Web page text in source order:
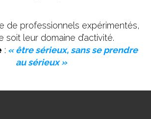
de professionnels expérimentés,
soit leur domaine d’activité.
: « être sérieux, sans se prendre
au sérieux »